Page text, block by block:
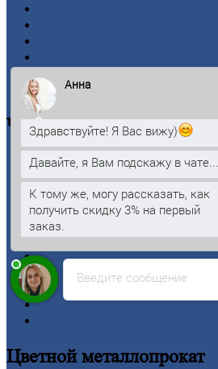
Оплата
Черныйметаллопрокат
Арматура
Двутавроваябалка (двутавр)
Квадрат
Кругстальной
Лист
Проволока
Рельсы
Сетка
Труба
Шестигранник
Цветнойметаллопрокат
Введите сообщение
Анна
Здравствуйте! Я Вас вижу)
Давайте, я Вам подскажу в чате...
К тому же, могу рассказать, как
получить скидку 3% на первый
заказ.